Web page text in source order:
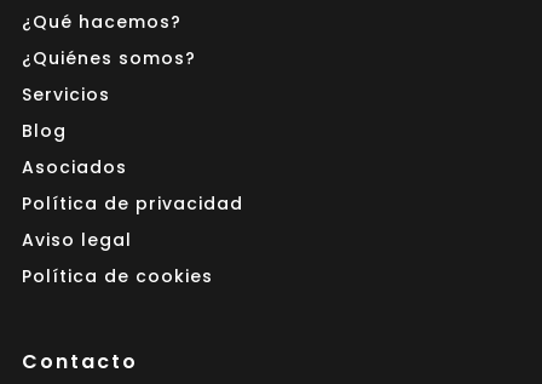
¿Qué hacemos?
¿Quiénes somos?
Servicios
Blog
Asociados
Política de privacidad
Aviso legal
Política de cookies
Contacto